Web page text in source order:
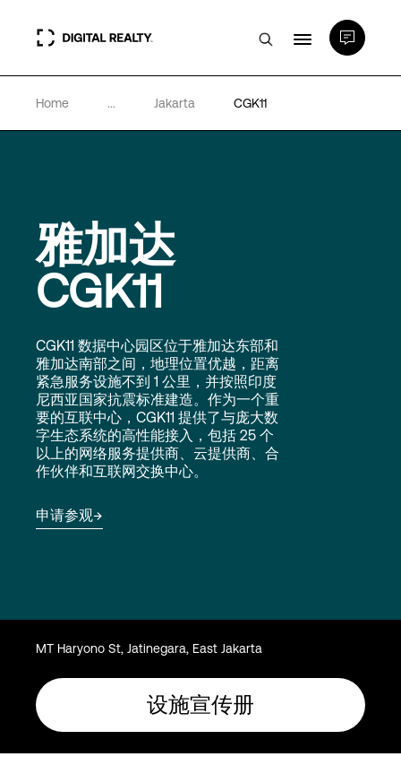
数据中心
合作伙伴
专业知识和资源
关于
Language
登录
Home ... Jakarta CGK11
雅加达
CGK11
CGK11 数据中心园区位于雅加达东部和
雅加达南部之间，地理位置优越，距离
紧急服务设施不到 1 公里，并按照印度
尼西亚国家抗震标准建造。作为一个重
要的互联中心，CGK11 提供了与庞大数
字生态系统的高性能接入，包括 25 个
以上的网络服务提供商、云提供商、合
作伙伴和互联网交换中心。
申请参观
MT Haryono St, Jatinegara, East Jakarta
设施宣传册